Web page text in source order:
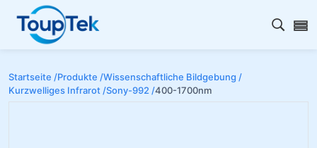
Open
Startseite /Produkte /Wissenschaftliche Bildgebung /
Kurzwelliges Infrarot /Sony-992 /400-1700nm